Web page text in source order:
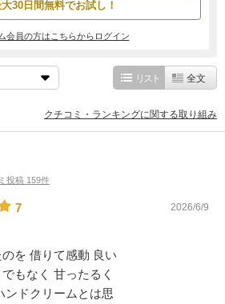
30日間無料でお試し！
会員の方はこちらからログイン
リスト 全文
クチコミ・ランキングに関する取り組み
投稿 159件
7 2026/6/9
を 借りて感動 良い
もなく 甘ったるく
ンドクリームとは思